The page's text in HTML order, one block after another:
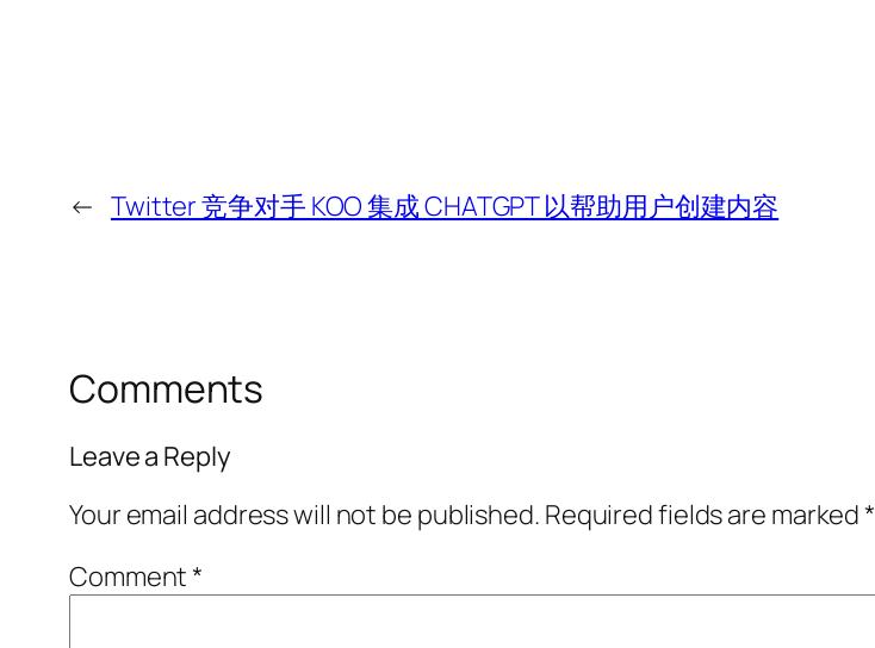
← Twitter 竞争对手 KOO 集成 CHATGPT 以帮助用户创建内容
Comments
Leave a Reply
Your email address will not be published. Required fields are marked*
Comment*